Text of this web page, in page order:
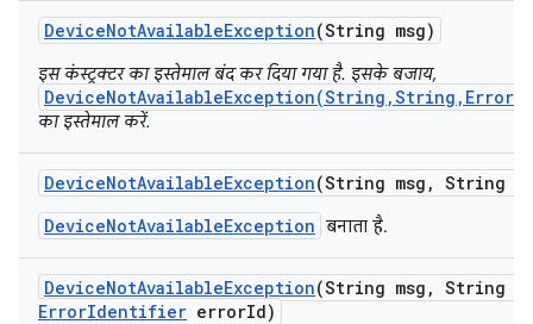
DeviceNotAvailableException(String msg)
इस कंस्ट्रक्टर का इस्तेमाल बंद कर दिया गया है. इसके बजाय,
का इस्तेमाल करें.
DeviceNotAvailableException(String msg , String
DeviceNotAvailableException बनाता है.
DeviceNotAvailableException(String msg , String
ErrorIdentifier errorId)